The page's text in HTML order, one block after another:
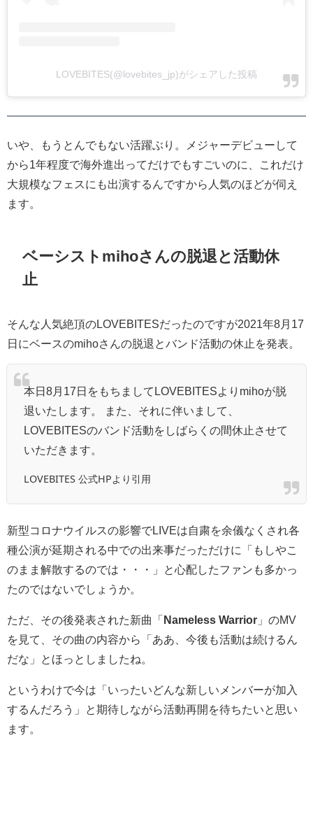
LOVEBITES(@lovebites_jp)がシェアした投稿
いや、もうとんでもない活躍ぶり。メジャーデビューして
から1年程度で海外進出ってだけでもすごいのに、これだけ
大規模なフェスにも出演するんですから人気のほどが伺え
ます。
ベーシストmihoさんの脱退と活動休
止
そんな人気絶頂のLOVEBITESだったのですが2021年8月17
日にベースのmihoさんの脱退とバンド活動の休止を発表。
本日8月17日をもちましてLOVEBITESよりmihoが脱
退いたします。 また、それに伴いまして、
LOVEBITESのバンド活動をしばらくの間休止させて
いただきます。
LOVEBITES 公式HPより引用
新型コロナウイルスの影響でLIVEは自粛を余儀なくされ各
種公演が延期される中での出来事だっただけに「もしやこ
のまま解散するのでは・・・」と心配したファンも多かっ
たのではないでしょうか。
ただ、その後発表された新曲「 Nameless Warrior 」のMV
を見て、その曲の内容から「ああ、今後も活動は続けるん
だな」とほっとしましたね。
というわけで今は「いったいどんな新しいメンバーが加入
するんだろう」と期待しながら活動再開を待ちたいと思い
ます。